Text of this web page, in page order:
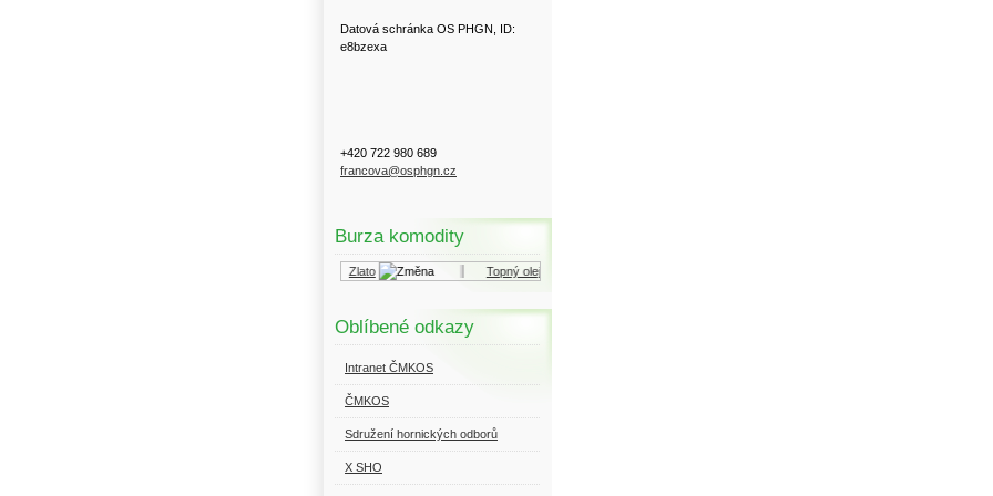
Datová schránka OS PHGN, ID:
e8bzexa
+420 722 980 689
francova@osphgn.cz
Burza komodity
Zlato Topný olej
Oblíbené odkazy
Intranet ČMKOS
ČMKOS
Sdružení hornických odborů
X SHO